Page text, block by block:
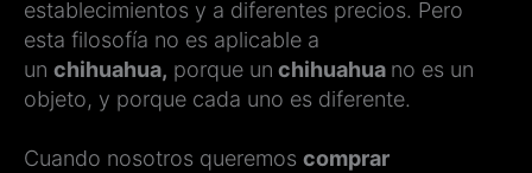
establecimientos y a diferentes precios. Pero
esta filosofía no es aplicable a
un chihuahua, porque un chihuahua no es un
objeto, y porque cada uno es diferente.
Cuando nosotros queremos comprar